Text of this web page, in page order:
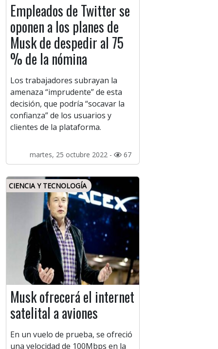
Empleados de Twitter se
oponen a los planes de
Musk de despedir al 75
% de la nómina
Los trabajadores subrayan la
amenaza “imprudente” de esta
decisión, que podría “socavar la
confianza” de los usuarios y
clientes de la plataforma.
martes, 25 octubre 2022 - 67
CIENCIA Y TECNOLOGÍA
Musk ofrecerá el internet
satelital a aviones
En un vuelo de prueba, se ofreció
una velocidad de 100Mbps en la